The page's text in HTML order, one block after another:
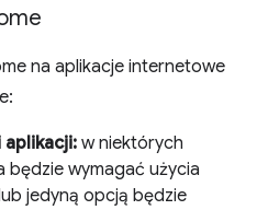
na aplikacje internetowe
aplikacji: w niektórych
będzie wymagać użycia
jedyną opcją będzie